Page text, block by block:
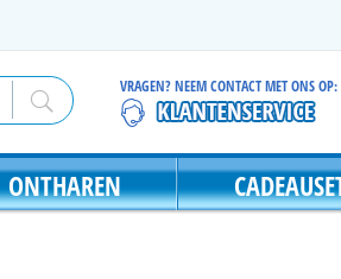
VRAGEN? NEEM CONTACT MET ONS OP:
ONTHAREN